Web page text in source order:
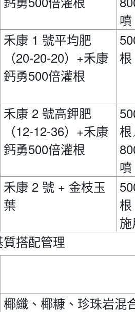
倍灌根
噴
禾康 1 號平均肥
（20-20-20） +禾康
鈣勇500倍灌根
根
禾康 2 號高鉀肥
（12-12-36） +禾康
鈣勇500倍灌根
根
噴
禾康 2 號 + 金枝玉
葉
根
施
搭配管理
椰纖、椰糠、珍珠岩混